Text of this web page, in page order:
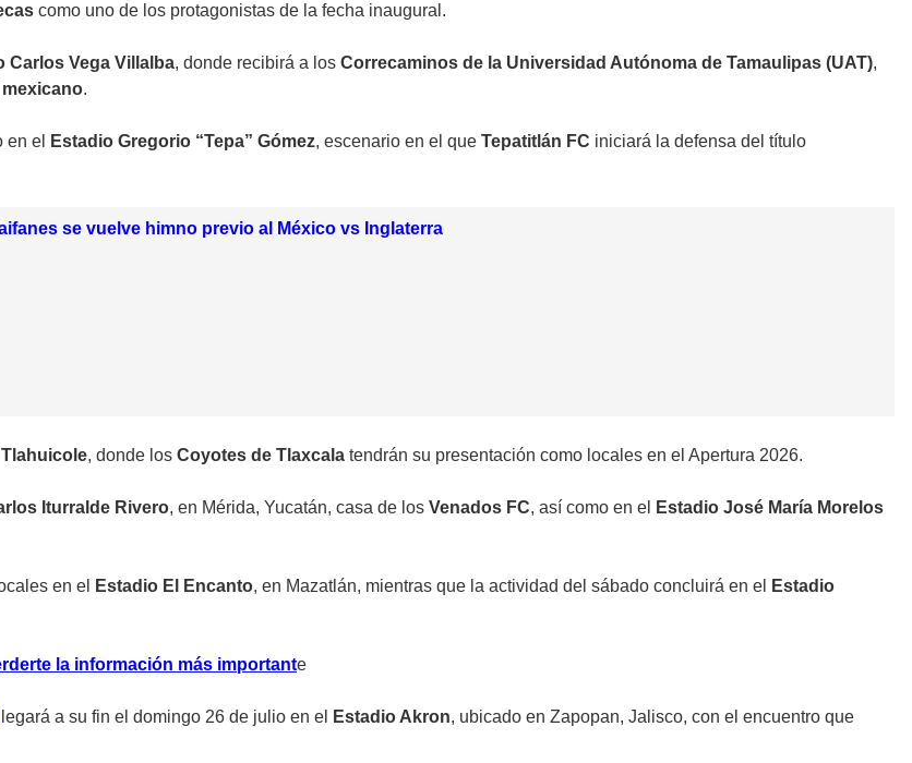
como uno de los protagonistas de la fecha inaugural.
Carlos Vega Villalba, donde recibirá a los Correcaminos de la Universidad Autónoma de Tamaulipas (UAT),
.
en el Estadio Gregorio “Tepa” Gómez, escenario en el que Tepatitlán FC iniciará la defensa del título
se vuelve himno previo al México vs Inglaterra
, donde los Coyotes de Tlaxcala tendrán su presentación como locales en el Apertura 2026.
Iturralde Rivero, en Mérida, Yucatán, casa de los Venados FC, así como en el
Estadio José María Morelos
en el Estadio El Encanto, en Mazatlán, mientras que la actividad del sábado concluirá en el
Estadio
la información más importante
llegará a su fin el domingo 26 de julio en el Estadio Akron, ubicado en Zapopan, Jalisco, con el encuentro que